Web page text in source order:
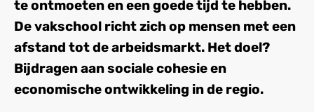
te ontmoeten en een goede tijd te hebben.
De vakschool richt zich op mensen met een
afstand tot de arbeidsmarkt. Het doel?
Bijdragen aan sociale cohesie en
economische ontwikkeling in de regio.